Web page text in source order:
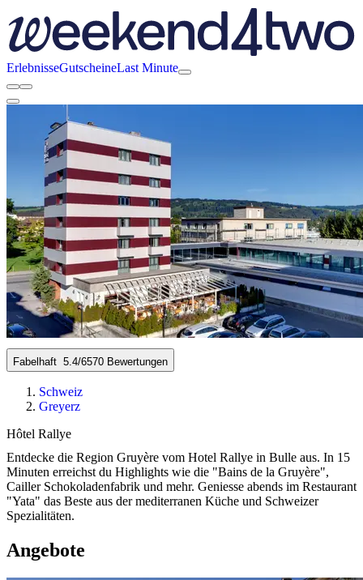
ErlebnisseGutscheineLast Minute
Fabelhaft 5.4/6570 Bewertungen
Schweiz
Greyerz
Hôtel Rallye
Entdecke die Region Gruyère vom Hotel Rallye in Bulle aus. In 15
Minuten erreichst du Highlights wie die "Bains de la Gruyère",
Cailler Schokoladenfabrik und mehr. Geniesse abends im Restaurant
"Yata" das Beste aus der mediterranen Küche und Schweizer
Spezialitäten.
Angebote